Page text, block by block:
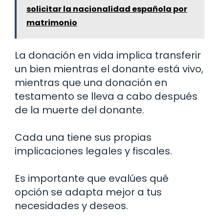
solicitar la nacionalidad española por
matrimonio
La donación en vida implica transferir
un bien mientras el donante está vivo,
mientras que una donación en
testamento se lleva a cabo después
de la muerte del donante.
Cada una tiene sus propias
implicaciones legales y fiscales.
Es importante que evalúes qué
opción se adapta mejor a tus
necesidades y deseos.